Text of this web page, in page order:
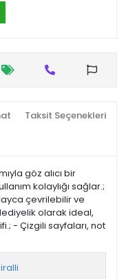
Taksit Seçenekleri
göz alıcı bir
kolaylığı sağlar.;
çevrilebilir ve
olarak ideal,
- Çizgili sayfaları, not